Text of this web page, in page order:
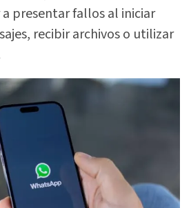
presentar fallos al iniciar
recibir archivos o utilizar